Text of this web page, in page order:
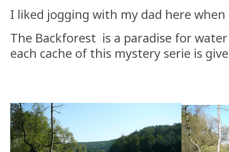
I liked jogging with my dad here when
The Backforest is a paradise for
each cache of this mystery serie is